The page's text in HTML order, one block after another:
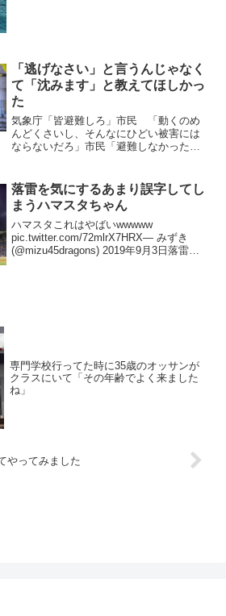
「逃げなさい」と言うんじゃなく
て「沈みます」と教えてほしかっ
た
気象庁「皆避難しろ」市民 「動くのめ
んどくさいし、そんなにひどい被害には
ならないだろ」市民「避難しなかったせ
pic.twitter.com/wZJfi6KxzO— yotiyo...
落雷を気にするあまり誤字してし
まうハマスタちゃん
ハマスタこれはやばいwwwww
pic.twitter.com/72mlrX7HRX— みずき
(@mizu45dragons) 2019年9月3日落雷を
専門学校行ってた時に35歳のオッサンが
クラスにいて「その年齢でよく来ました
ね」
やってみました